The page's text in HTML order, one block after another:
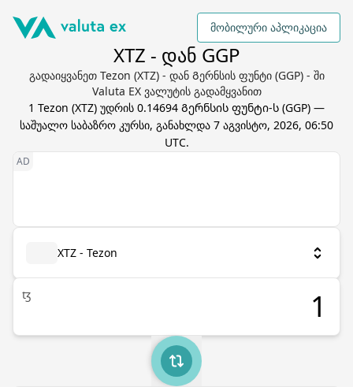
მობილური აპლიკაცია
XTZ - დან GGP
გადაიყვანეთ Tezon (XTZ) - დან Გერნსის ფუნტი (GGP) - ში
Valuta EX ვალუტის გადამყვანით
1 Tezon (XTZ) უდრის 0.14694 Გერნსის ფუნტი-ს (GGP) —
საშუალო საბაზრო კურსი, განახლდა 7 აგვისტო, 2026, 06:50
UTC.
XTZ - Tezon
ꜩ